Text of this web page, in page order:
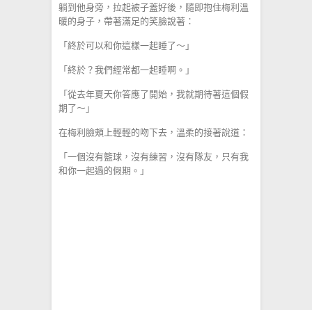
躺到他身旁，拉起被子蓋好後，隨即抱住梅利溫
暖的身子，帶著滿足的笑臉說著：
「終於可以和你這樣一起睡了～」
「終於？我們經常都一起睡啊。」
「從去年夏天你答應了開始，我就期待著這個假
期了～」
在梅利臉頰上輕輕的吻下去，溫柔的接著說道：
「一個沒有籃球，沒有練習，沒有隊友，只有我
和你一起過的假期。」